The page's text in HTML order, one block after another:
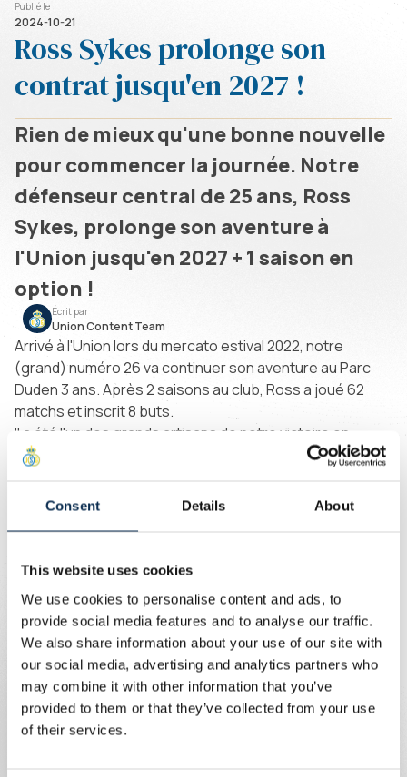
Consent Details About
This website uses cookies
We use cookies to personalise content and ads, to
provide social media features and to analyse our traffic.
We also share information about your use of our site with
our social media, advertising and analytics partners who
may combine it with other information that you’ve
provided to them or that they’ve collected from your use
of their services.
Publié le
2024-10-21
Ross Sykes prolonge son
contrat jusqu'en 2027 !
Rien de mieux qu'une bonne nouvelle
pour commencer la journée. Notre
défenseur central de 25 ans, Ross
Sykes, prolonge son aventure à
l'Union jusqu'en 2027 + 1 saison en
option !
Écrit par
Union Content Team
Arrivé à l'Union lors du mercato estival 2022, notre
(grand) numéro 26 va continuer son aventure au Parc
Duden 3 ans. Après 2 saisons au club, Ross a joué 62
matchs et inscrit 8 buts.
Il a été l'un des grands artisans de notre victoire en
Coupe de Belgique la saison passée, en inscrivant
Bruges à la 92ème minute de jeu du match retour.